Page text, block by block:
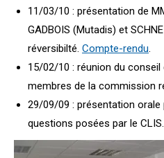
11/03/10 : présentation de
GADBOIS (Mutadis) et
réversibilté. Compte-rendu.
15/02/10 : réunion du conseil
membres de la commission
29/09/09 : présentation orale
questions posées par le CLIS.